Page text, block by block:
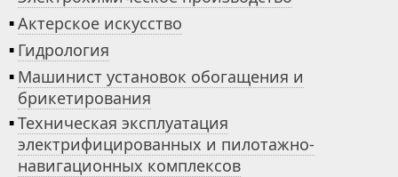
▪Актерское искусство
▪ Гидрология
▪ Машинист установок обогащения и
брикетирования
▪Техническая эксплуатация
электрифицированных и пилотажно-
навигационных комплексов